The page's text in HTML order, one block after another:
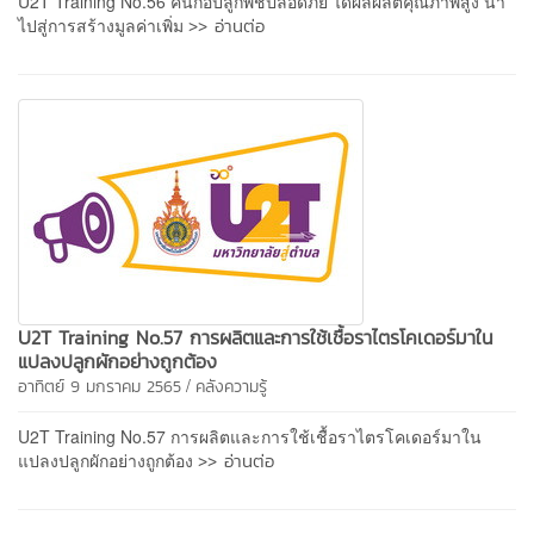
ไปสู่การสร้างมูลค่าเพิ่ม >> อ่านต่อ
U2T Training No.57 การผลิตและการใช้เชื้อราไตรโคเดอร์มาใน
แปลงปลูกผักอย่างถูกต้อง
อาทิตย์ 9 มกราคม 2565 / คลังความรู้
U2T Training No.57 การผลิตและการใช้เชื้อราไตรโคเดอร์มาใน
แปลงปลูกผักอย่างถูกต้อง >> อ่านต่อ